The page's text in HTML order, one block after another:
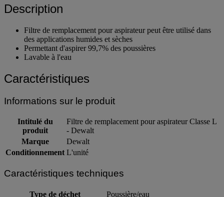
Description
Filtre de remplacement pour aspirateur peut être utilisé dans
des applications humides et sèches
Permettant d'aspirer 99,7% des poussières
Lavable à l'eau
Caractéristiques
Informations sur le produit
Intitulé du
produit
Filtre de remplacement pour aspirateur Classe L
- Dewalt
Marque
Dewalt
Conditionnement L'unité
Caractéristiques techniques
Type de déchet
Poussière/eau